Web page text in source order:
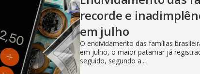
recorde e
em julho
O endividamento das famílias
em julho, o maior patamar já
seguido, segundo a...